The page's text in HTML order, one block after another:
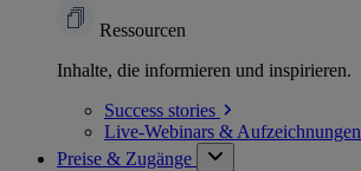
Ressourcen
Inhalte, die informieren und inspirieren.
Success stories
Live-Webinars & Aufzeichnungen
Preise & Zugänge